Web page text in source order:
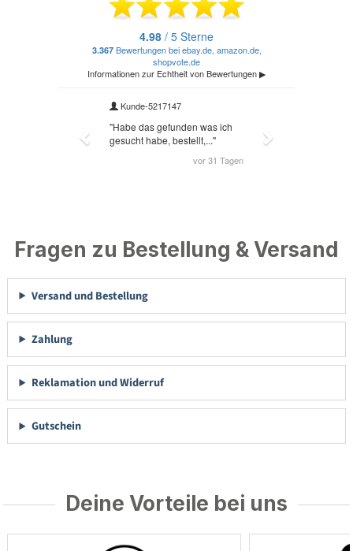
Fragen zu Bestellung & Versand
Versand und Bestellung
Zahlung
Reklamation und Widerruf
Gutschein
Deine Vorteile bei uns